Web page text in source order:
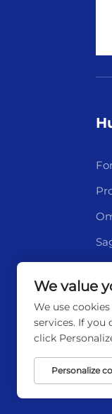
We value
We use
services. If you
click
Personalize